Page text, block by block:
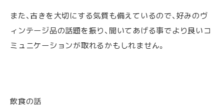
また、古きを大切にする気質も備えているので、好みのヴ
ィンテージ品の話題を振り、聞いてあげる事でより良いコ
ミュニケーションが取れるかもしれません。
飲食の話